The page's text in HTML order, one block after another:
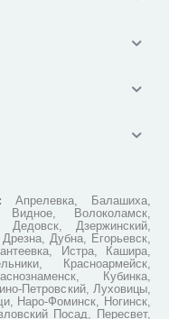
Апрелевка, Балашиха,
Волоколамск,
Дедовск, Дзержинский,
Дубна, Егорьевск,
Истра, Кашира,
Красноармейск,
Кубинка,
Петровский, Луховицы,
Наро-Фоминск, Ногинск,
Посад, Пересвет,